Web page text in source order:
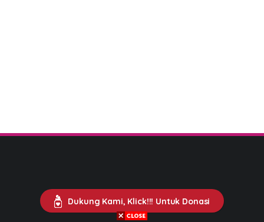
Dukung Kami, Klick!!! Untuk Donasi